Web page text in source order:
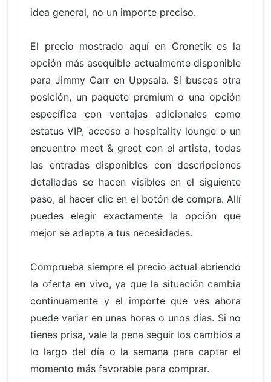
idea general, no un importe preciso.
El precio mostrado aquí en Cronetik es la
opción más asequible actualmente disponible
para Jimmy Carr en Uppsala. Si buscas otra
posición, un paquete premium o una opción
específica con ventajas adicionales como
estatus VIP, acceso a hospitality lounge o un
encuentro meet & greet con el artista, todas
las entradas disponibles con descripciones
detalladas se hacen visibles en el siguiente
paso, al hacer clic en el botón de compra. Allí
puedes elegir exactamente la opción que
mejor se adapta a tus necesidades.
Comprueba siempre el precio actual abriendo
la oferta en vivo, ya que la situación cambia
continuamente y el importe que ves ahora
puede variar en unas horas o unos días. Si no
tienes prisa, vale la pena seguir los cambios a
lo largo del día o la semana para captar el
momento más favorable para comprar.